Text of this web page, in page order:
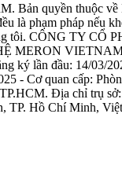
Bản quyền thuộc
là phạm pháp nếu
tôi. CÔNG TY CỔ
MERON
ký lần đầu: 14/03/
- Cơ quan cấp:
Địa chỉ trụ
TP. Hồ Chí Minh,